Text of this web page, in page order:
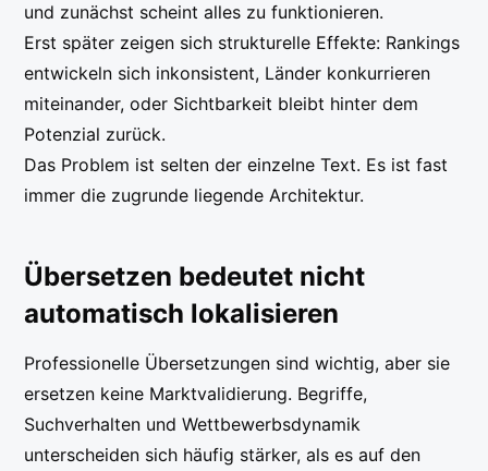
und zunächst scheint alles zu funktionieren.
Erst später zeigen sich strukturelle Effekte: Rankings
entwickeln sich inkonsistent, Länder konkurrieren
miteinander, oder Sichtbarkeit bleibt hinter dem
Potenzial zurück.
Das Problem ist selten der einzelne Text. Es ist fast
immer die zugrunde liegende Architektur.
Übersetzen bedeutet nicht
automatisch lokalisieren
Professionelle Übersetzungen sind wichtig, aber sie
ersetzen keine Marktvalidierung. Begriffe,
Suchverhalten und Wettbewerbsdynamik
unterscheiden sich häufig stärker, als es auf den